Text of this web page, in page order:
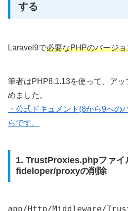
する
Laravel9で必要なPHPのバージ
筆者はPHP8.1.13を使って、ア
めました。
・公式ドキュメント(8から9への
らです。
1. TrustProxies.phpファイ
fideloper/proxyの削除
app/Http/Middleware/